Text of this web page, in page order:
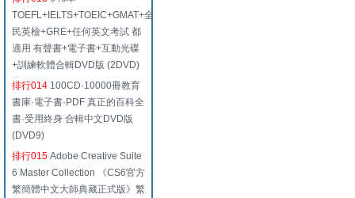
TOEFL+IELTS+TOEIC+GMAT+全
民英檢+GRE+任何英文考試 都
適用 有聲書+電子書+互動光碟
+訓練軟體合輯DVD版 (2DVD)
排行014 100CD·10000冊教育
書庫·電子書·PDF 真正的百科全
書·受用終身 合輯中文DVD版
(DVD9)
排行015 Adobe Creative Suite
6 Master Collection 《CS6官方
繁簡體中文大師典藏正式版》繁